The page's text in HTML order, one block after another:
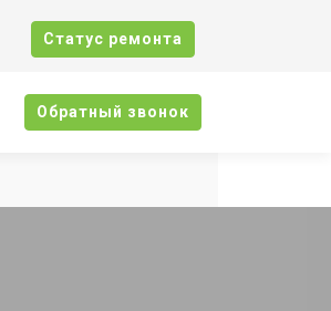
Cтатус ремонта
Oбратный звонок